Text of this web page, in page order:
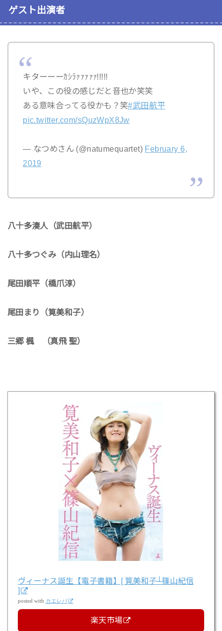
ゲスト出演者
キターーーｶｼﾗｧｧｧｧｧ!!!!!
いや、この役の感じだと音也か笑笑
ある意味合ってる役かも？笑#武田航平
pic.twitter.com/sQuzWpX8Jw
— なつめさん (@natumequartet) February 6,
2019
八十多湊人（武田航平）
八十多つぐみ（内山理名）
尾田順平（橋爪淳）
尾田まり（筧美和子）
三郷 楓 （真飛 聖）
ヴィーナス誕生【電子書籍】[ 筧美和子┴篠山紀信
]
posted with カエレバ
楽天市場